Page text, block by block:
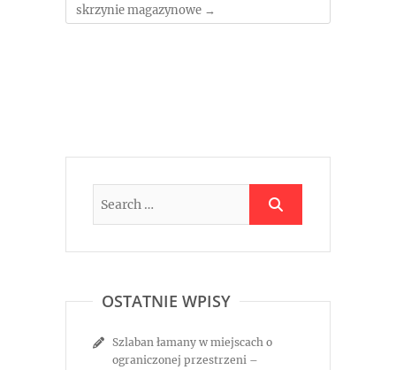
skrzynie magazynowe →
OSTATNIE WPISY
Szlaban łamany w miejscach o
ograniczonej przestrzeni –